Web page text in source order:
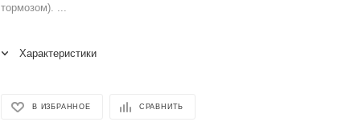
тормозом). ...
Характеристики
В ИЗБРАННОЕ СРАВНИТЬ